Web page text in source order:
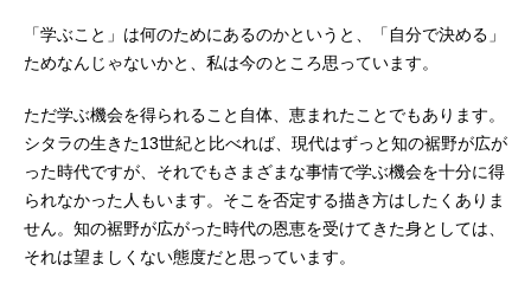
「学ぶこと」は何のためにあるのかというと、「自分で決める」
ためなんじゃないかと、私は今のところ思っています。
ただ学ぶ機会を得られること自体、恵まれたことでもあります。
シタラの生きた13世紀と比べれば、現代はずっと知の裾野が広が
った時代ですが、それでもさまざまな事情で学ぶ機会を十分に得
られなかった人もいます。そこを否定する描き方はしたくありま
せん。知の裾野が広がった時代の恩恵を受けてきた身としては、
それは望ましくない態度だと思っています。